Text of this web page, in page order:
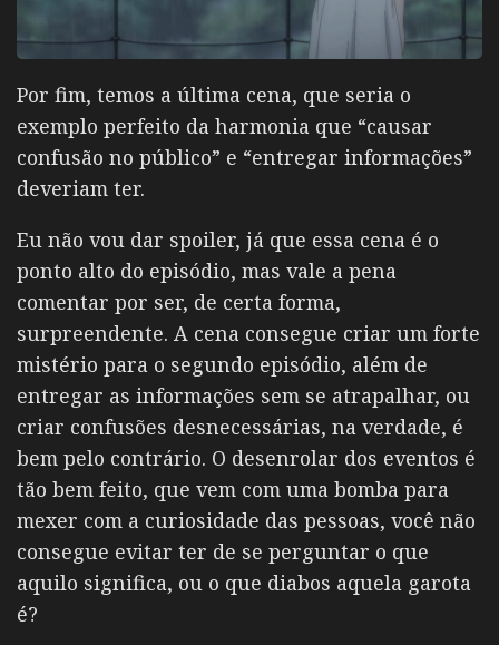
Por fim, temos a última cena, que seria o
exemplo perfeito da harmonia que “causar
confusão no público” e “entregar informações”
deveriam ter.
Eu não vou dar spoiler, já que essa cena é o
ponto alto do episódio, mas vale a pena
comentar por ser, de certa forma,
surpreendente. A cena consegue criar um forte
mistério para o segundo episódio, além de
entregar as informações sem se atrapalhar, ou
criar confusões desnecessárias, na verdade, é
bem pelo contrário. O desenrolar dos eventos é
tão bem feito, que vem com uma bomba para
mexer com a curiosidade das pessoas, você não
consegue evitar ter de se perguntar o que
aquilo significa, ou o que diabos aquela garota
é?